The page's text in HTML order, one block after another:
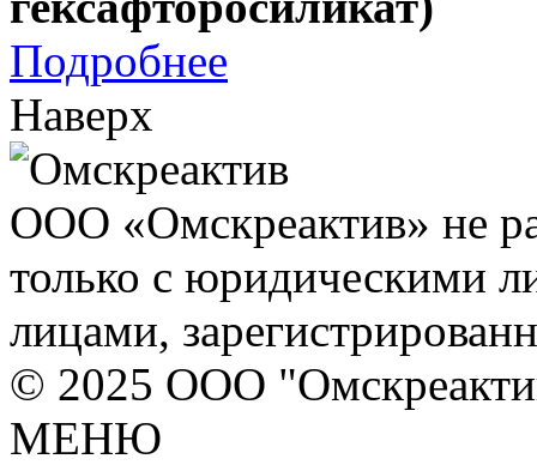
Подробнее
Наверх
ООО «Омскреактив» не
только с юридическими
лицами,
© 2025 ООО
МЕНЮ